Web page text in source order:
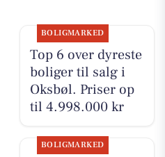
BOLIGMARKED
Top 6 over dyreste
boliger til salg i
Oksbøl. Priser op
til 4.998.000 kr
BOLIGMARKED